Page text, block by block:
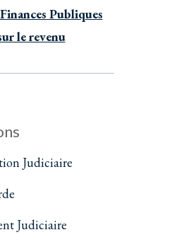
Publiques
le revenu
Judiciaire
Judiciaire